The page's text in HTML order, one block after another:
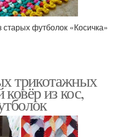
футболок «Косичка»
трикотажных
из кос,